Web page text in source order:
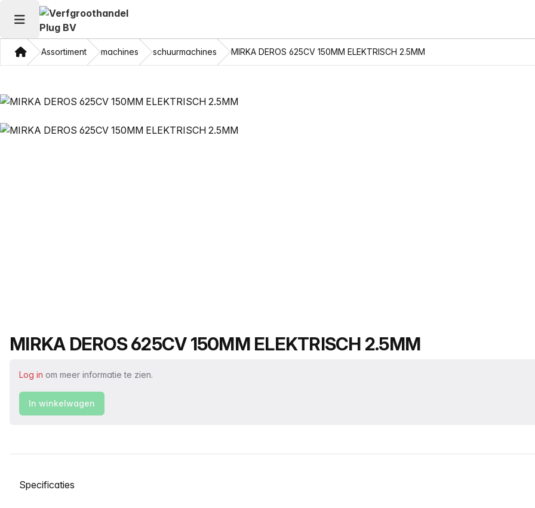
Hoofdmenu openen
ThuisAssortiment machines schuurmachines MIRKA DEROS 625CV 150MM ELEKTRISCH 2.5MM
Productnaam
MIRKA DEROS 625CV 150MM ELEKTRISCH 2.5MM
Log in om meer informatie te zien.
In winkelwagen
Selecteer een tabblad